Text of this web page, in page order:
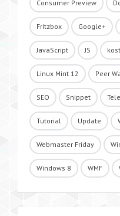
Consumer Preview
Fritzbox Google+
JavaScript JS
Linux Mint 12 Peer
SEO Snippet
Tutorial Update
Webmaster Friday
Windows 8 WMF